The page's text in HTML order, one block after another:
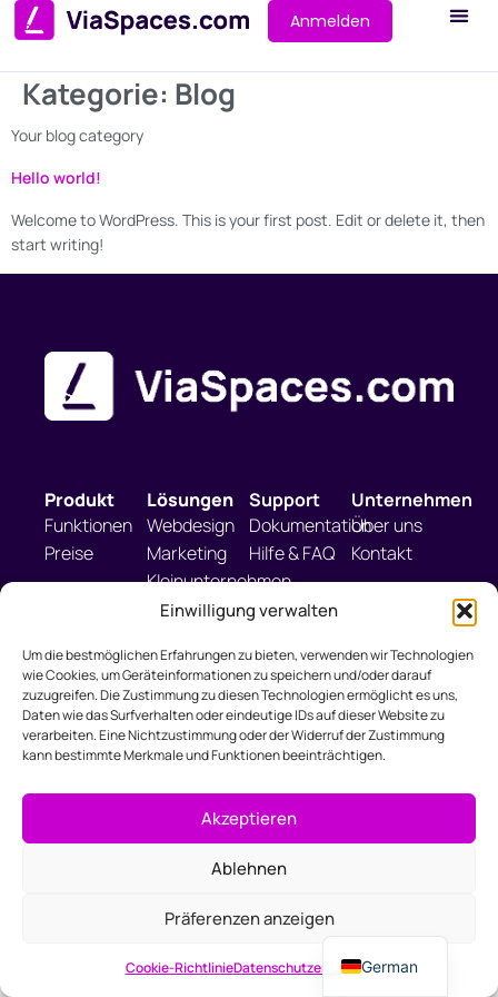
Einwilligung verwalten
Um die bestmöglichen Erfahrungen zu bieten, verwenden wir Technologien
wie Cookies, um Geräteinformationen zu speichern und/oder darauf
zuzugreifen. Die Zustimmung zu diesen Technologien ermöglicht es uns,
Daten wie das Surfverhalten oder eindeutige IDs auf dieser Website zu
verarbeiten. Eine Nichtzustimmung oder der Widerruf der Zustimmung
kann bestimmte Merkmale und Funktionen beeinträchtigen.
Akzeptieren
Ablehnen
Präferenzen anzeigen
Cookie-RichtlinieDatenschutzerklärung
Anmelden
Kategorie: Blog
Your blog category
Hello world!
Welcome to WordPress. This is your first post. Edit or delete it, then
start writing!
Produkt
Funktionen
Preise
Lösungen
Webdesign
Marketing
Kleinunternehmen
Buchhaltung
Support
Dokumentation
Hilfe & FAQ
Unternehmen
Über uns
Kontakt
info@viaspaces.com
German